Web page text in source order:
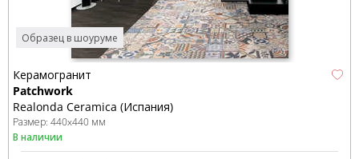
Образец в шоуруме
Керамогранит
Patchwork
Realonda Ceramica (Испания)
Размер: 440x440 мм
В наличии